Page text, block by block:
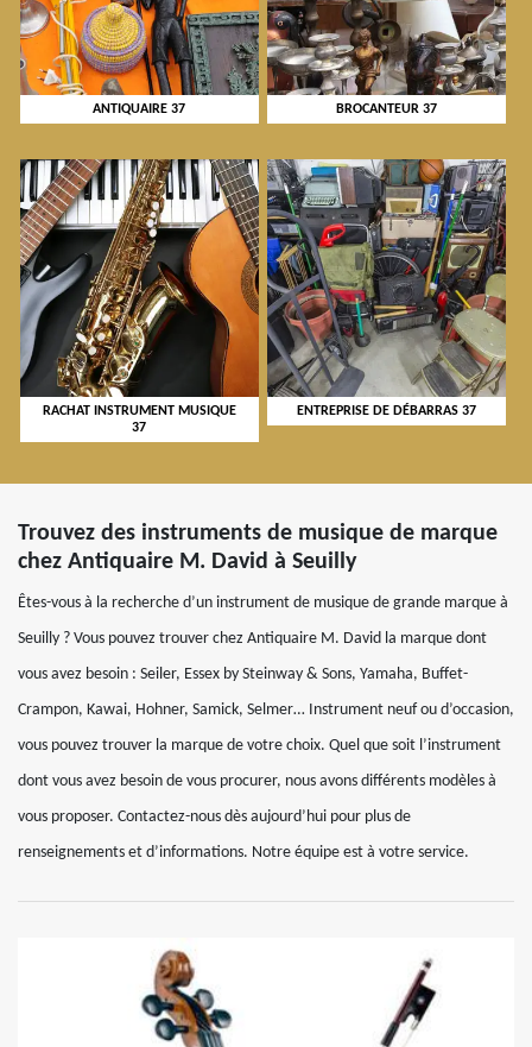
ANTIQUAIRE 37 BROCANTEUR 37
RACHAT INSTRUMENT MUSIQUE
37
ENTREPRISE DE DÉBARRAS 37
Trouvez des instruments de musique de marque
chez Antiquaire M. David à Seuilly
Êtes-vous à la recherche d’un instrument de musique de grande marque à
Seuilly ? Vous pouvez trouver chez Antiquaire M. David la marque dont
vous avez besoin : Seiler, Essex by Steinway & Sons, Yamaha, Buffet-
Crampon, Kawai, Hohner, Samick, Selmer… Instrument neuf ou d’occasion,
vous pouvez trouver la marque de votre choix. Quel que soit l’instrument
dont vous avez besoin de vous procurer, nous avons différents modèles à
vous proposer. Contactez-nous dès aujourd’hui pour plus de
renseignements et d’informations. Notre équipe est à votre service.